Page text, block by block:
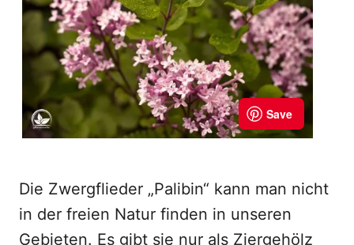
Die Zwergflieder „Palibin“ kann man nicht
in der freien Natur finden in unseren
Gebieten. Es gibt sie nur als Ziergehölz